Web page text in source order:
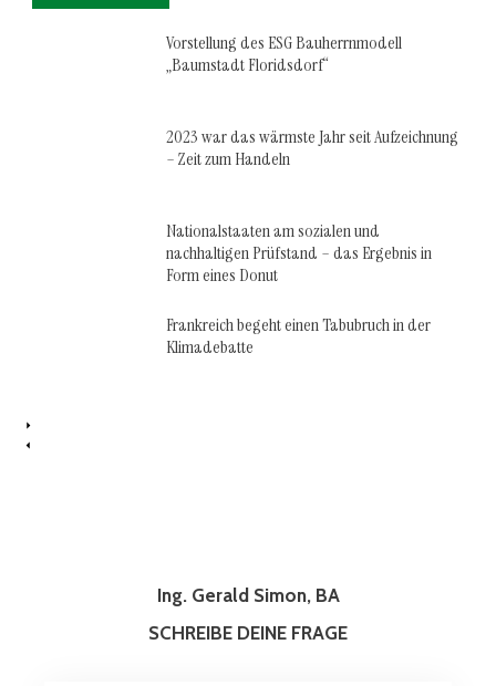
Vorstellung des ESG Bauherrnmodell
„Baumstadt Floridsdorf“
2023 war das wärmste Jahr seit Aufzeichnung
– Zeit zum Handeln
Nationalstaaten am sozialen und
nachhaltigen Prüfstand – das Ergebnis in
Form eines Donut
Frankreich begeht einen Tabubruch in der
Klimadebatte
Ing. Gerald Simon, BA
SCHREIBE DEINE FRAGE